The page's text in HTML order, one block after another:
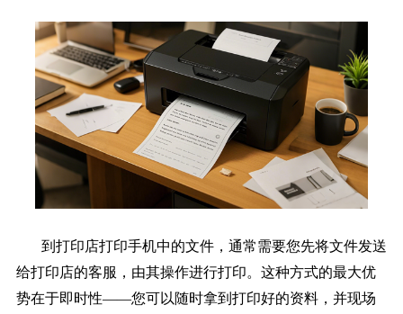
到打印店打印手机中的文件，通常需要您先将文件发送
给打印店的客服，由其操作进行打印。这种方式的最大优
势在于即时性——您可以随时拿到打印好的资料，并现场